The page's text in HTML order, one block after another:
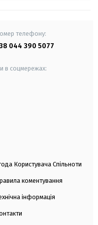
телефону:
044 390 5077
в соцмережах:
Користувача Спільноти
коментування
інформація